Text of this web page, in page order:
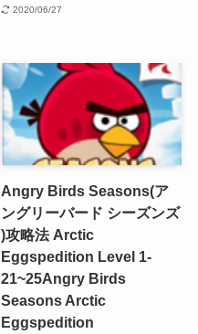
2020/06/27
Angry Birds Seasons(ア
ングリーバード シーズンズ
)攻略法 Arctic
Eggspedition Level 1-
21~25Angry Birds
Seasons Arctic
Eggspedition